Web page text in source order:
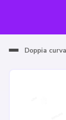
Doppia